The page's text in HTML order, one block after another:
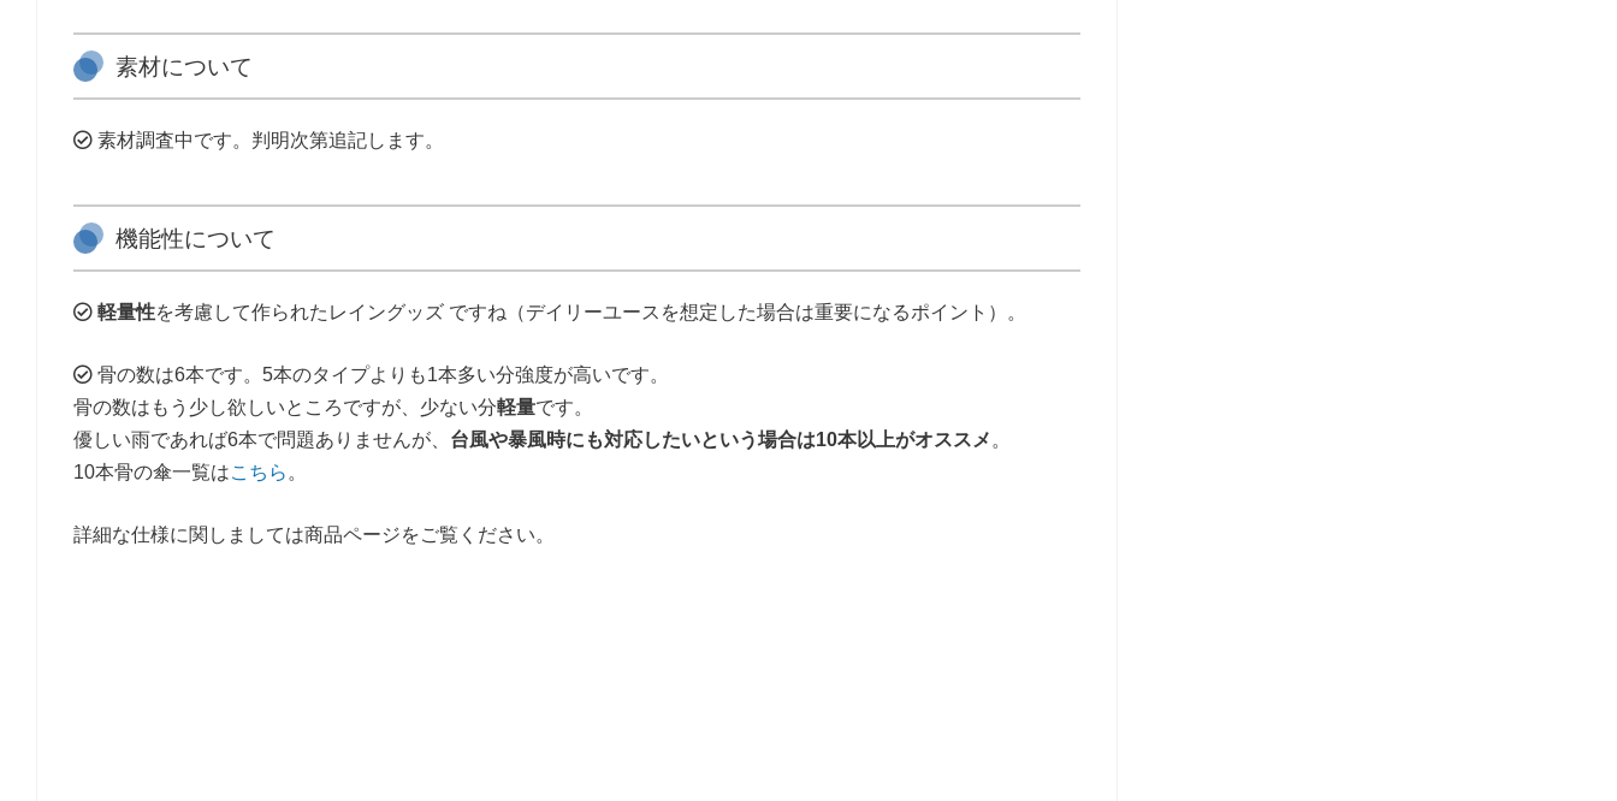
素材について
素材調査中です。判明次第追記します。
機能性について
軽量性を考慮して作られたレイングッズ ですね（デイリーユースを想定した場合は重要になるポイント）。
骨の数は6本です。5本のタイプよりも1本多い分強度が高いです。
骨の数はもう少し欲しいところですが、少ない分軽量です。
優しい雨であれば6本で問題ありませんが、 台風や暴風時にも対応したいという場合は10本以上がオススメ 。
10本骨の傘一覧はこちら 。
詳細な仕様に関しましては商品ページをご覧ください。